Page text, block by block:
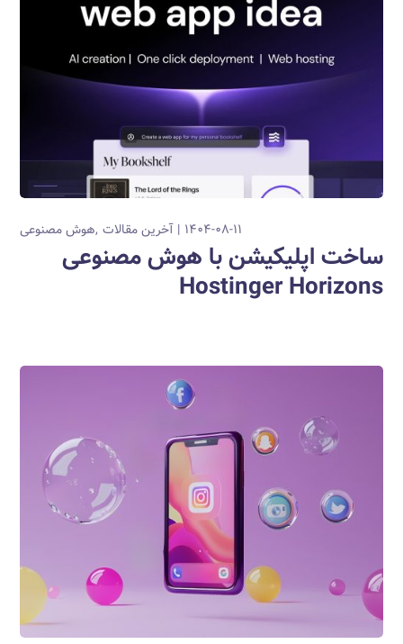
۱۴۰۴-۰۸-۱۱ آخرین مقالات هوش مصنوعی
ساخت اپلیکیشن با هوش مصنوعی